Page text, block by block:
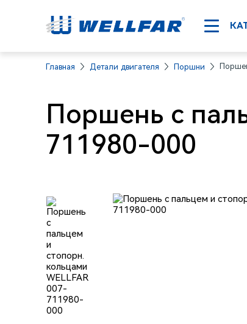
Главная Детали двигателя Поршни
Поршень с
711980-000